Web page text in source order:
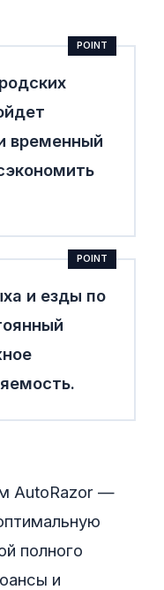
временный
и езды по
AutoRazor —
полного
и